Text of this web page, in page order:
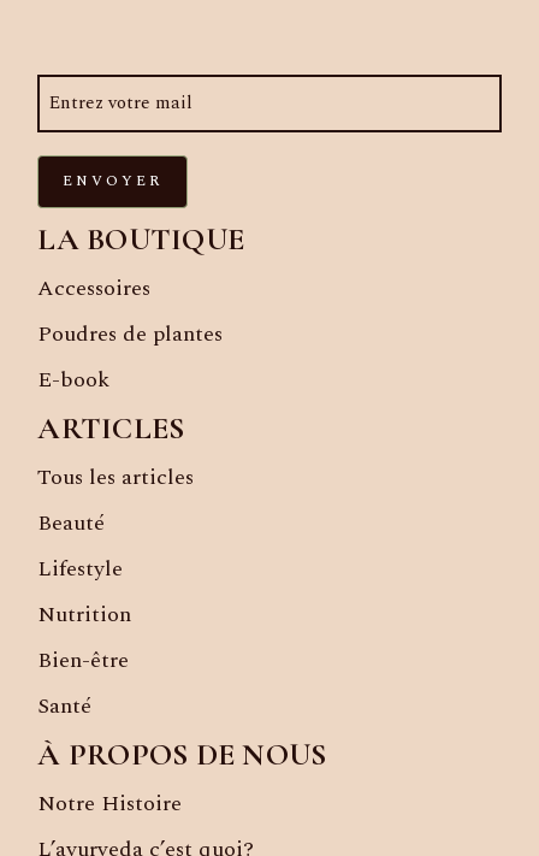
ENVOYER
LA BOUTIQUE
Accessoires
Poudres de plantes
E-book
ARTICLES
Tous les articles
Beauté
Lifestyle
Nutrition
Bien-être
Santé
À PROPOS DE NOUS
Notre Histoire
L’ayurveda c’est quoi?